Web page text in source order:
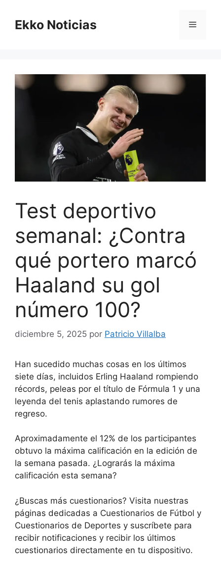
contenido
Ekko Noticias Menú
Test deportivo
semanal: ¿Contra
qué portero marcó
Haaland su gol
número 100?
diciembre 5, 2025 por Patricio Villalba
Han sucedido muchas cosas en los últimos
siete días, incluidos Erling Haaland rompiendo
récords, peleas por el título de Fórmula 1 y una
leyenda del tenis aplastando rumores de
regreso.
Aproximadamente el 12% de los participantes
obtuvo la máxima calificación en la edición de
la semana pasada. ¿Lograrás la máxima
calificación esta semana?
¿Buscas más cuestionarios? Visita nuestras
páginas dedicadas a Cuestionarios de Fútbol y
Cuestionarios de Deportes y suscríbete para
recibir notificaciones y recibir los últimos
cuestionarios directamente en tu dispositivo.